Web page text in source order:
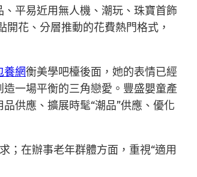
平易近用無人機、潮玩、珠寶首飾
花、分層推動的花費熱門格式，
養網衡美學吧檯後面，她的表情已經
一場平衡的三角戀愛。豐盛嬰童產
供應、擴展時髦“潮品”供應、優化
；在辦事老年群體方面，重視“適用